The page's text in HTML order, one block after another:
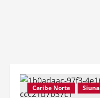
Caribe Norte Siuna